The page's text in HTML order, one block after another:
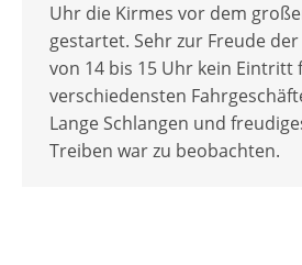
Uhr die Kirmes vor dem
gestartet. Sehr zur Freude
von 14 bis 15 Uhr kein Eintritt
verschiedensten
Lange Schlangen und
Treiben war zu beobachten.